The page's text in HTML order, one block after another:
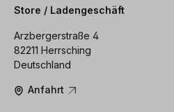
Store / Ladengeschäft
Arzbergerstraße 4
82211 Herrsching
Deutschland
Anfahrt